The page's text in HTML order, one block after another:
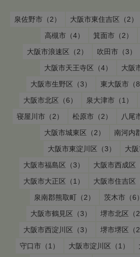
泉佐野市（2） 大阪市東住吉区（2）
高槻市（4）
箕面市（2）
大阪市浪速区（2）
吹田市（3）
大阪市天王寺区（4）
大阪
大阪市生野区（3）
東大阪市（8
大阪市北区（6）
泉大津市（1）
寝屋川市（2）
松原市（2） 八尾
大阪市城東区（2）
南河内
大阪市東淀川区（3）
大阪
大阪市福島区（3）
大阪市西成区
大阪市大正区（1）
大阪市住吉区
泉南郡熊取町（2）
茨木市（6）
大阪市鶴見区（3）
堺市北区（2
大阪市西淀川区（3）
堺市堺区（2
守口市（1）
大阪市淀川区（1）